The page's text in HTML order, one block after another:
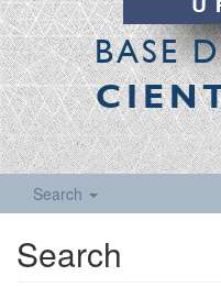
BASE
Search
Search